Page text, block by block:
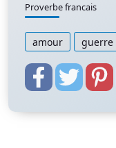
Proverbe francais
amour guerre